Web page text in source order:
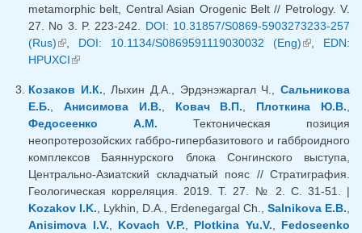
metamorphic belt, Central Asian Orogenic Belt // Petrology. V.
27. No 3. P. 223-242. DOI: 10.31857/S0869-5903273233-257
(Rus)(внешняя ссылка)
DOI: 10.1134/S0869591119030032 (Eng)(внешняя
EDN:
HPUXCI(внешняя ссылка)
Козаков И.К. , Лыхин Д.А., Эрдэнэжаргал Ч.,Сальникова
Е.Б.
Анисимова И.В. Ковач В.П. Плоткина Ю.В.
Федосеенко А.М. Тектоническая позиция
неопротерозойских габбро-гипербазитового и габброидного
комплексов Баяннурского блока Сонгинского выступа,
Центрально-Азиатский складчатый пояс // Стратиграфия.
Геологическая корреляция. 2019. Т. 27. № 2. С. 31-51. |
Kozakov I.K. , Lykhin, D.A., Erdenegargal Ch., Salnikova E.B.
Anisimova I.V.
Kovach V.P. Plotkina Yu.V.
Fedoseenko